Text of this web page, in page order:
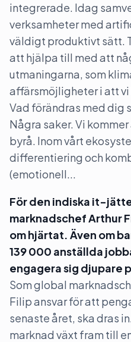
integrerade. Idag
verksamheter med
väldigt produktivt sätt.
att hjälpa till med att
utmaningarna, som
affärsmöjligheter i att vi
Vad förändras med dig
Några saker. Vi
byrå. Inom vårt
differentiering och
(emotionell...
För den indiska it-
marknadschef Arthur
om hjärtat. Även om
139 000 anställda
engagera sig djupare
Som global
Filip ansvar för att
senaste året, ska dras
marknad växt fram till